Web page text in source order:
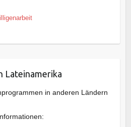
Lateinamerika
in anderen Ländern